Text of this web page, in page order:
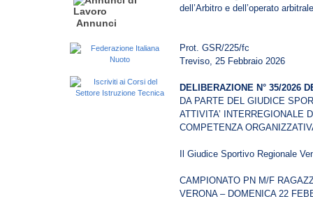
Annunci
dell’Arbitro e dell’operato
Prot. GSR/225/fc
Treviso, 25 Febbraio 2026
DELIBERAZIONE N° 35/2026
DA PARTE DEL GIUDICE
ATTIVITA’ INTERREGIONALE
COMPETENZA
Il Giudice Sportivo Regionale
CAMPIONATO PN M/F
VERONA – DOMENICA 22